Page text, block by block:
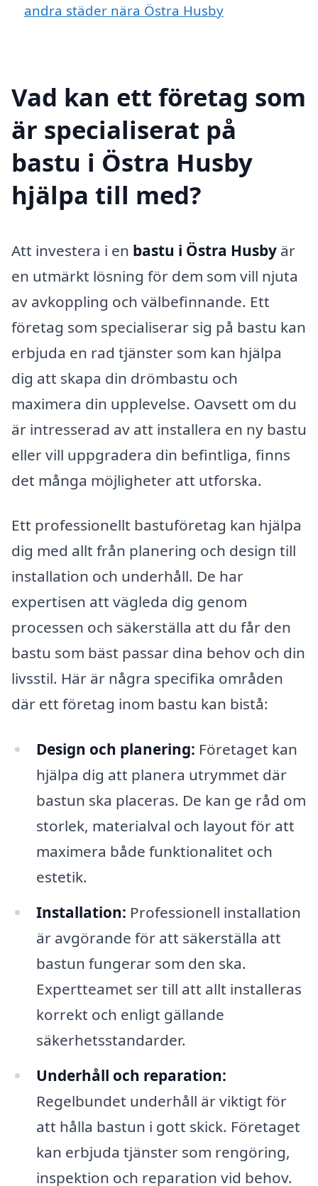
andra städer nära Östra Husby
Vad kan ett företag som
är specialiserat på
bastu i Östra Husby
hjälpa till med?
Att investera i en bastu i Östra Husby är
en utmärkt lösning för dem som vill njuta
av avkoppling och välbefinnande. Ett
företag som specialiserar sig på bastu kan
erbjuda en rad tjänster som kan hjälpa
dig att skapa din drömbastu och
maximera din upplevelse. Oavsett om du
är intresserad av att installera en ny bastu
eller vill uppgradera din befintliga, finns
det många möjligheter att utforska.
Ett professionellt bastuföretag kan hjälpa
dig med allt från planering och design till
installation och underhåll. De har
expertisen att vägleda dig genom
processen och säkerställa att du får den
bastu som bäst passar dina behov och din
livsstil. Här är några specifika områden
där ett företag inom bastu kan bistå:
Design och planering: Företaget kan
hjälpa dig att planera utrymmet där
bastun ska placeras. De kan ge råd om
storlek, materialval och layout för att
maximera både funktionalitet och
estetik.
Installation: Professionell installation
är avgörande för att säkerställa att
bastun fungerar som den ska.
Expertteamet ser till att allt installeras
korrekt och enligt gällande
säkerhetsstandarder.
Underhåll och reparation:
Regelbundet underhåll är viktigt för
att hålla bastun i gott skick. Företaget
kan erbjuda tjänster som rengöring,
inspektion och reparation vid behov.